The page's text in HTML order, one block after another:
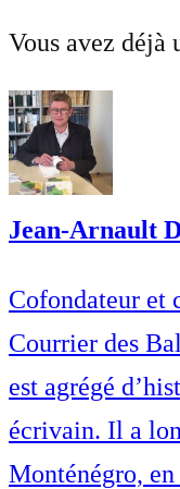
Vous avez déjà
Jean-Arnault
Cofondateur et
Courrier des
est agrégé
écrivain. Il a
Monténégro,